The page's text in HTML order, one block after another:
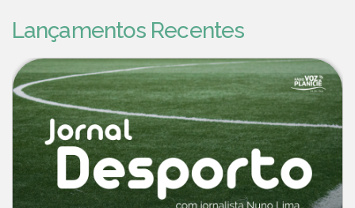
Lançamentos Recentes